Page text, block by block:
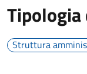
Struttura